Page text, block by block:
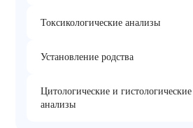
Токсикологические анализы
Установление родства
Цитологические и гистологические
анализы